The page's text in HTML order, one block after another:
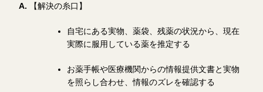
A. 【解決の糸口】
自宅にある実物、薬袋、残薬の状況から、現在
実際に服用している薬を推定する
お薬手帳や医療機関からの情報提供文書と実物
を照らし合わせ、情報のズレを確認する